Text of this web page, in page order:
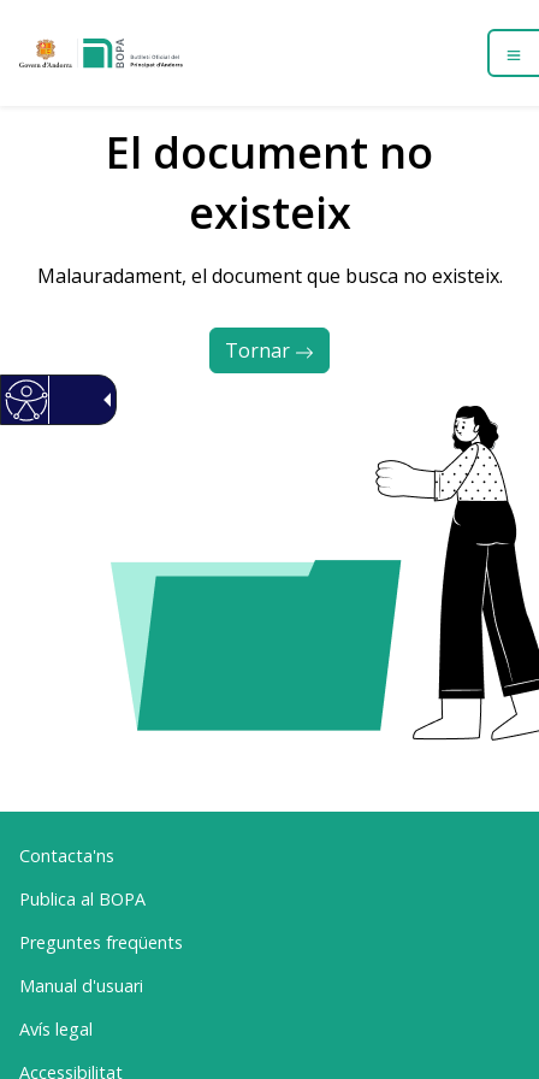
El document no
existeix
Malauradament, el document que busca no existeix.
Contacta'ns
Publica al BOPA
Preguntes freqüents
Manual d'usuari
Avís legal
Accessibilitat